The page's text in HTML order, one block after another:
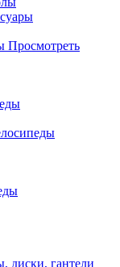
Просмотреть
гантели